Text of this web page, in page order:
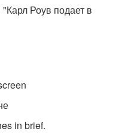
"Карл Роув подает в
in brief.